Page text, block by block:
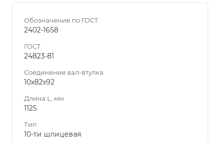
Обозначение по ГОСТ
2402-1658
ГОСТ
24823-81
Соединение вал-втулка
10х82х92
Длина L, мм
1125
Тип
10-ти шлицевая